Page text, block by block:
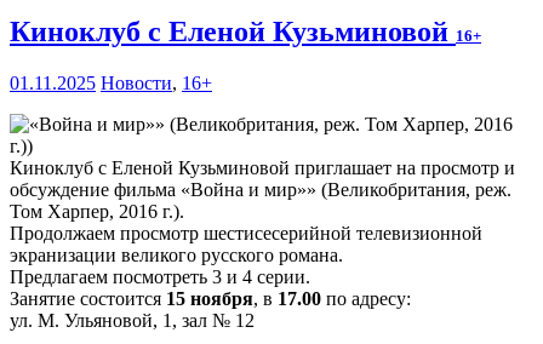
Киноклуб с Еленой Кузьминовой 16+
01.11.2025 Новости, 16+
Киноклуб с Еленой Кузьминовой приглашает на просмотр и
обсуждение фильма «Война и мир»» (Великобритания, реж.
Том Харпер, 2016 г.).
Продолжаем просмотр шестисесерийной телевизионной
экранизации великого русского романа.
Предлагаем посмотреть 3 и 4 серии.
Занятие состоится 15 ноября, в 17.00 по адресу:
ул. М. Ульяновой, 1, зал № 12